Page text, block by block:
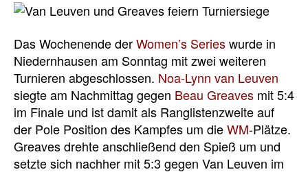
Das Wochenende derWomen’s Serieswurde in
Niedernhausen am Sonntag mit zwei weiteren
Turnieren abgeschlossen. Noa-Lynn van Leuven
siegte am Nachmittag gegen Beau Greaves mit 5:4
im Finale und ist damit als Ranglistenzweite auf
der Pole Position des Kampfes um dieWM-Plätze.
Greaves drehte anschließend den Spieß um und
setzte sich nachher mit 5:3 gegen Van Leuven im